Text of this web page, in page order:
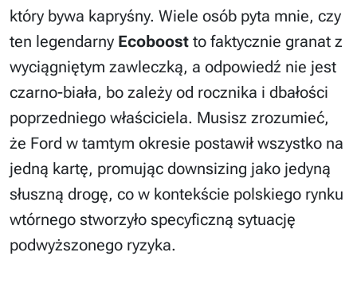
który bywa kapryśny. Wiele osób pyta mnie, czy
ten legendarny Ecoboost to faktycznie granat z
wyciągniętym zawleczką, a odpowiedź nie jest
czarno-biała, bo zależy od rocznika i dbałości
poprzedniego właściciela. Musisz zrozumieć,
że Ford w tamtym okresie postawił wszystko na
jedną kartę, promując downsizing jako jedyną
słuszną drogę, co w kontekście polskiego rynku
wtórnego stworzyło specyficzną sytuację
podwyższonego ryzyka.